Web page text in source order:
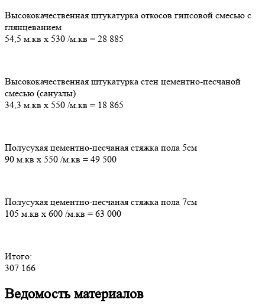
Высококачественная штукатурка откосов гипсовой смесью с
глянцеванием
54,5 м.кв х 530 /м.кв = 28 885
Высококачественная штукатурка стен цементно-песчаной
смесью (санузлы)
34,3 м.кв х 550 /м.кв = 18 865
Полусухая цементно-песчаная стяжка пола 5см
90 м.кв х 550 /м.кв = 49 500
Полусухая цементно-песчаная стяжка пола 7см
105 м.кв х 600 /м.кв = 63 000
Итого:
307 166
Ведомость материалов